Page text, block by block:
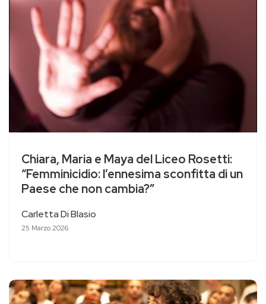
Chiara, Maria e Maya del Liceo Rosetti:
“Femminicidio: l’ennesima sconfitta di un
Paese che non cambia?”
Carletta Di Blasio
25 Marzo 2026